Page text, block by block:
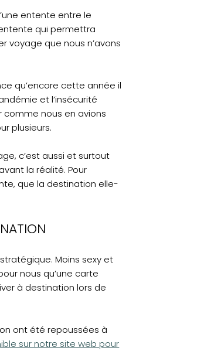
entente entre le
qui permettra
voyage que nous n’avons
qu’encore cette année il
et l’insécurité
comme nous en avions
plusieurs.
c’est aussi et surtout
la réalité. Pour
que la destination elle-
Moins sexy et
nous qu’une carte
à destination lors de
ont été repoussées à
sur notre site web pour